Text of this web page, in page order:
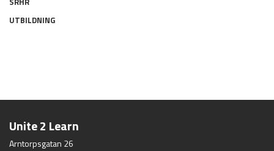
UTBILDNING
Unite 2 Learn
Arntorpsgatan 26